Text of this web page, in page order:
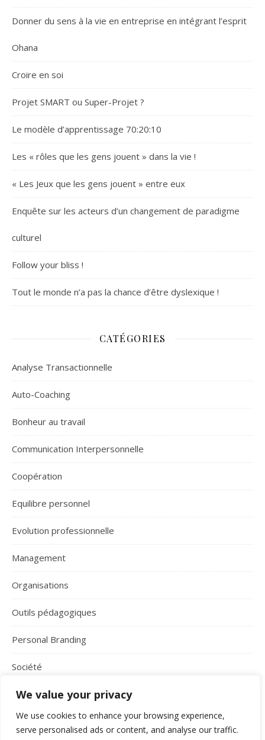
We value your privacy
We use cookies to enhance your browsing experience,
serve personalised ads or content, and analyse our traffic.
Donner du sens à la vie en entreprise en intégrant l’esprit
Ohana
Croire en soi
Projet SMART ou Super-Projet ?
Le modèle d’apprentissage 70:20:10
Les « rôles que les gens jouent » dans la vie !
« Les Jeux que les gens jouent » entre eux
Enquête sur les acteurs d’un changement de paradigme
culturel
Follow your bliss !
Tout le monde n’a pas la chance d’être dyslexique !
CATÉGORIES
Analyse Transactionnelle
Auto-Coaching
Bonheur au travail
Communication Interpersonnelle
Coopération
Equilibre personnel
Evolution professionnelle
Management
Organisations
Outils pédagogiques
Personal Branding
Société
Storytelling